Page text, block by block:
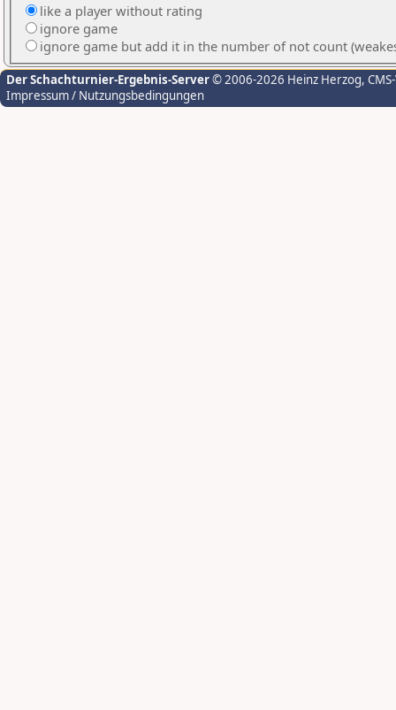
like a player without rating
ignore game
ignore game but add it in the number of not count
Der Schachturnier-Ergebnis-Server© 2006-2026 Heinz Herzog,
Impressum / Nutzungsbedingungen